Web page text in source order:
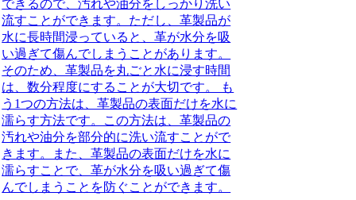
できるので、汚れや油分をしっかり洗い
流すことができます。ただし、革製品が
水に長時間浸っていると、革が水分を吸
い過ぎて傷んでしまうことがあります。
そのため、革製品を丸ごと水に浸す時間
は、数分程度にすることが大切です。 も
う1つの方法は、革製品の表面だけを水に
濡らす方法です。この方法は、革製品の
汚れや油分を部分的に洗い流すことがで
きます。また、革製品の表面だけを水に
濡らすことで、革が水分を吸い過ぎて傷
んでしまうことを防ぐことができます。